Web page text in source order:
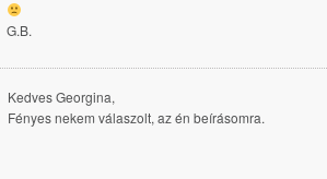
G.B.
Kedves Georgina,
Fényes nekem válaszolt, az én beírásomra.